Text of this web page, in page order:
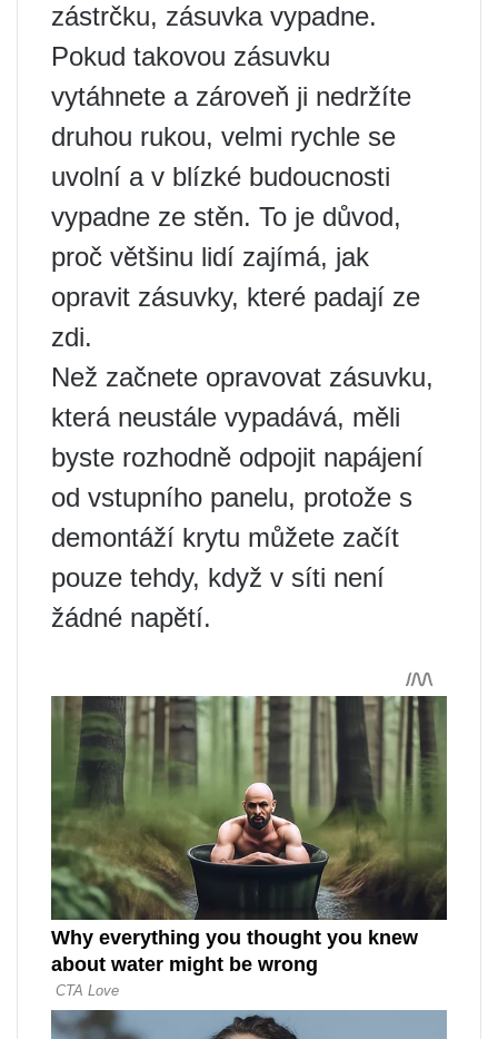
zástrčku, zásuvka vypadne.
Pokud takovou zásuvku
vytáhnete a zároveň ji nedržíte
druhou rukou, velmi rychle se
uvolní a v blízké budoucnosti
vypadne ze stěn. To je důvod,
proč většinu lidí zajímá, jak
opravit zásuvky, které padají ze
zdi.
Než začnete opravovat zásuvku,
která neustále vypadává, měli
byste rozhodně odpojit napájení
od vstupního panelu, protože s
demontáží krytu můžete začít
pouze tehdy, když v síti není
žádné napětí.